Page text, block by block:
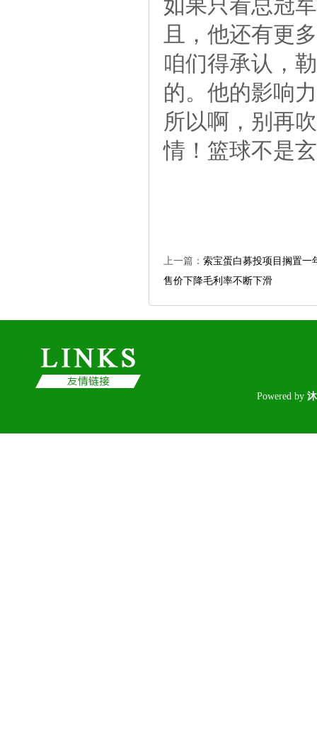
如果只看总冠
且，他还有更
咱们得承认，
的。他的影响
所以啊，别再
情！篮球不是
上一篇： 索宝蛋白募投项目搁置
售价下降毛利率不断下滑
Poweredby